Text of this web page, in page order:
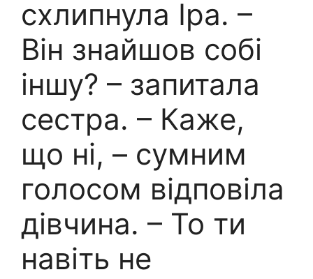
схлипнула Іра. –
Він знайшов собі
іншу? – запитала
сестра. – Каже,
що ні, – сумним
голосом відповіла
дівчина. – То ти
навіть не